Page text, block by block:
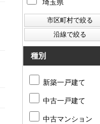
埼玉県
種別
新築一戸建て
中古一戸建て
中古マンション